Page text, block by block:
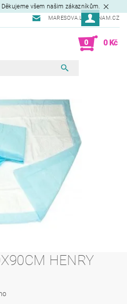
Děkujeme všem našim zákazníkům.
MARESOVA.L@SEZNAM.CZ
0 0 Kč
HENRY